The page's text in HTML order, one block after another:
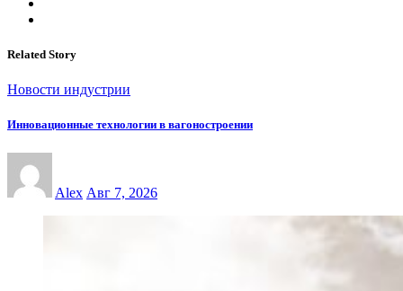
Related Story
Новости индустрии
Инновационные технологии в вагоностроении
Alex Авг 7, 2026